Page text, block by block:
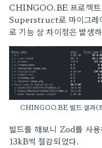
CHINGOO.BE 프로젝트
Superstruct로 마이그레
로 기능 상 차이점은 발생
CHINGOO.BE 빌드 결과
빌드를 해보니 Zod를 사
13kB씩 절감되었다.